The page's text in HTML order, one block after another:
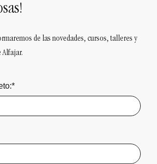
de las novedades, cursos, talleres y